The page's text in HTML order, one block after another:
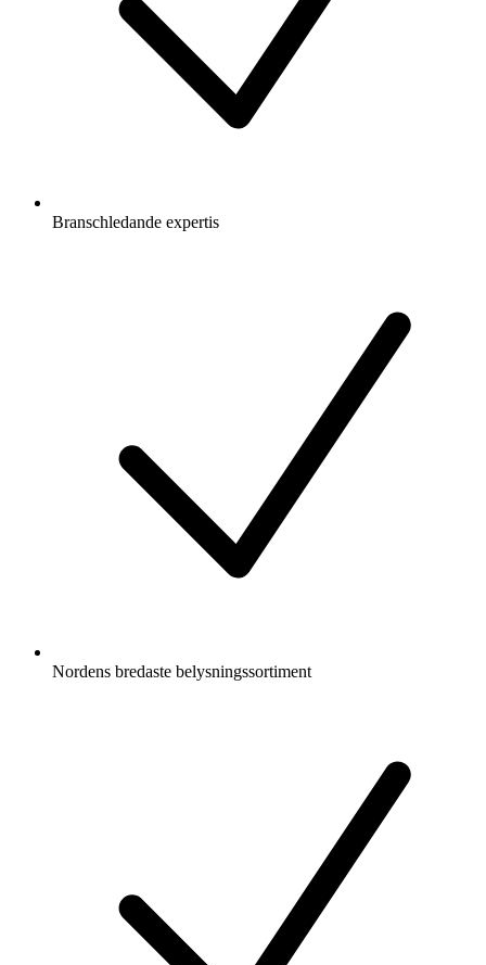
Branschledande expertis
Nordens bredaste belysningssortiment